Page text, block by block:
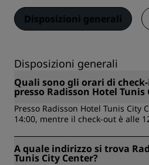
Disposizioni generali
Disposizioni generali
Quali sono gli orari di
presso Radisson Hotel Tunis
Presso Radisson Hotel Tunis City
14:00, mentre il check-out è alle
A quale indirizzo si trova
Tunis City Center?